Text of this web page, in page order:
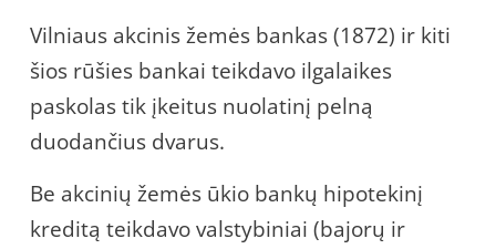
Vilniaus akcinis žemės bankas (1872) ir kiti
šios rūšies bankai teikdavo ilgalaikes
paskolas tik įkeitus nuolatinį pelną
duodančius dvarus.
Be akcinių žemės ūkio bankų hipotekinį
kreditą teikdavo valstybiniai (bajorų ir